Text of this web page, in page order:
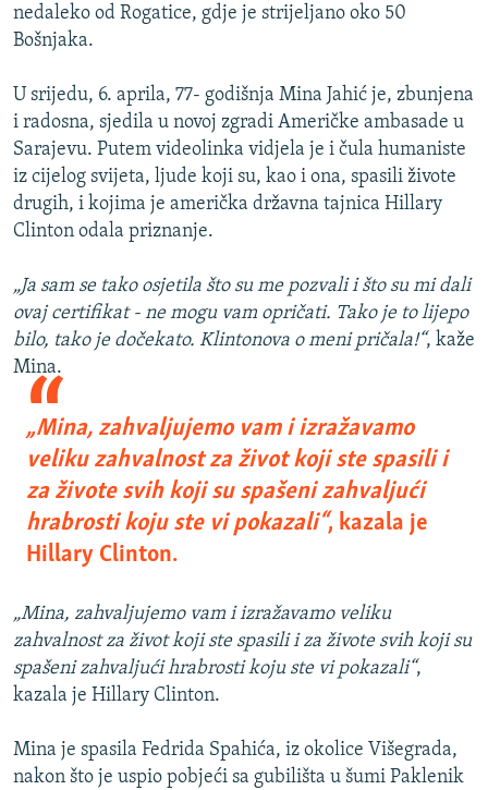
nedaleko od Rogatice, gdje je strijeljano oko 50
Bošnjaka.
U srijedu, 6. aprila, 77- godišnja Mina Jahić je, zbunjena
i radosna, sjedila u novoj zgradi Američke ambasade u
Sarajevu. Putem videolinka vidjela je i čula humaniste
iz cijelog svijeta, ljude koji su, kao i ona, spasili živote
drugih, i kojima je američka državna tajnica Hillary
Clinton odala priznanje.
„Ja sam se tako osjetila što su me pozvali i što su mi dali
ovaj certifikat - ne mogu vam opričati. Tako je to lijepo
bilo, tako je dočekato. Klintonova o meni pričala!“, kaže
Mina.
„Mina, zahvaljujemo vam i izražavamo
veliku zahvalnost za život koji ste spasili i
za živote svih koji su spašeni zahvaljući
hrabrosti koju ste vi pokazali“, kazala je
Hillary Clinton.
„Mina, zahvaljujemo vam i izražavamo veliku
zahvalnost za život koji ste spasili i za živote svih koji su
spašeni zahvaljući hrabrosti koju ste vi pokazali“,
kazala je Hillary Clinton.
Mina je spasila Fedrida Spahića, iz okolice Višegrada,
nakon što je uspio pobjeći sa gubilišta u šumi Paklenik